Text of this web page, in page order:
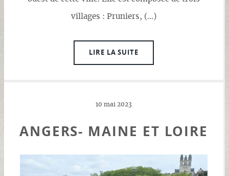
villages : Pruniers, (…)
LIRE LA SUITE
10 mai 2023
ANGERS- MAINE ET LOIRE